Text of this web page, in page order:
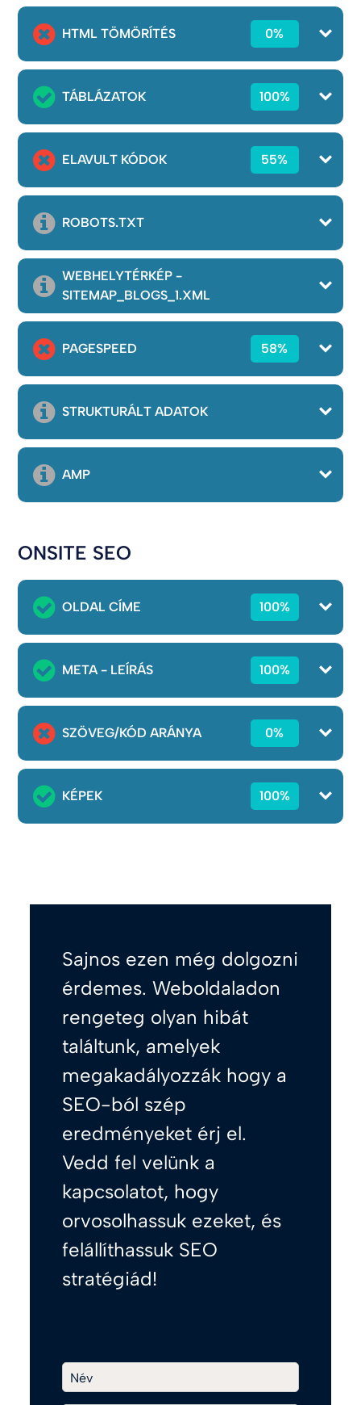
HTML TÖMÖRÍTÉS 0%
TÁBLÁZATOK 100%
ELAVULT KÓDOK 55%
ROBOTS.TXT
WEBHELYTÉRKÉP -
SITEMAP_BLOGS_1.XML
PAGESPEED 58%
STRUKTURÁLT ADATOK
AMP
ONSITE SEO
OLDAL CÍME 100%
META - LEÍRÁS 100%
SZÖVEG/KÓD ARÁNYA 0%
KÉPEK 100%
Sajnos ezen még dolgozni
érdemes. Weboldaladon
rengeteg olyan hibát
találtunk, amelyek
megakadályozzák hogy a
SEO-ból szép
eredményeket érj el.
Vedd fel velünk a
kapcsolatot, hogy
orvosolhassuk ezeket, és
felállíthassuk SEO
stratégiád!
Név